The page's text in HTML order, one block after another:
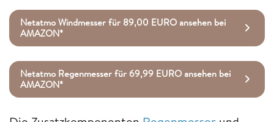
Netatmo Windmesser für 89,00 EURO ansehen bei
AMAZON*
Netatmo Regenmesser für 69,99 EURO ansehen bei
AMAZON*